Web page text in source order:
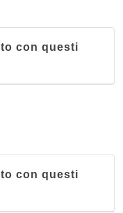
con questi
con questi